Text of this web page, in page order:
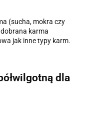
(sucha, mokra czy
karma
jak inne typy karm.
dla